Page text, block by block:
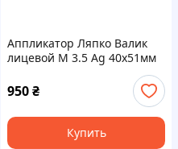
Аппликатор Ляпко Валик
лицевой М 3.5 Ag 40х51мм
950₴
Купить